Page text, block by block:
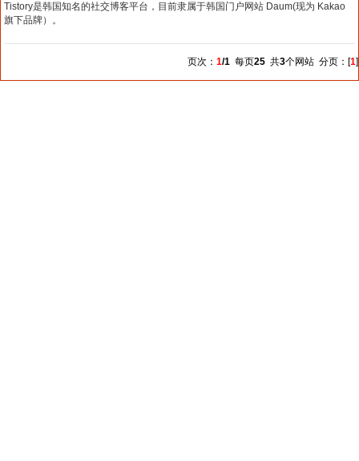
Tistory‌是韩国知名的社交博客平台，目前隶属于韩国门户网站 ‌Daum‌(现为 Kakao‌
旗下品牌）。
页次： 1/1 每页25 共3个网站 分页：[1]